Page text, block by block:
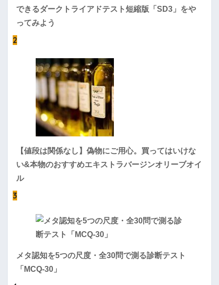
できるダークトライアドテスト短縮版「SD3」をや
ってみよう
2
【値段は関係なし】偽物にご用心。買ってはいけな
い&本物のおすすめエキストラバージンオリーブオイ
ル
3
メタ認知を5つの尺度・全30問で測る診断テスト
「MCQ-30」